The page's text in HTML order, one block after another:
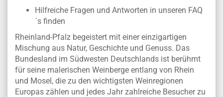
Hilfreiche Fragen und Antworten in unseren FAQ
´s finden
Rheinland-Pfalz begeistert mit einer einzigartigen
Mischung aus Natur, Geschichte und Genuss. Das
Bundesland im Südwesten Deutschlands ist berühmt
für seine malerischen Weinberge entlang von Rhein
und Mosel, die zu den wichtigsten Weinregionen
Europas zählen und jedes Jahr zahlreiche Besucher zu